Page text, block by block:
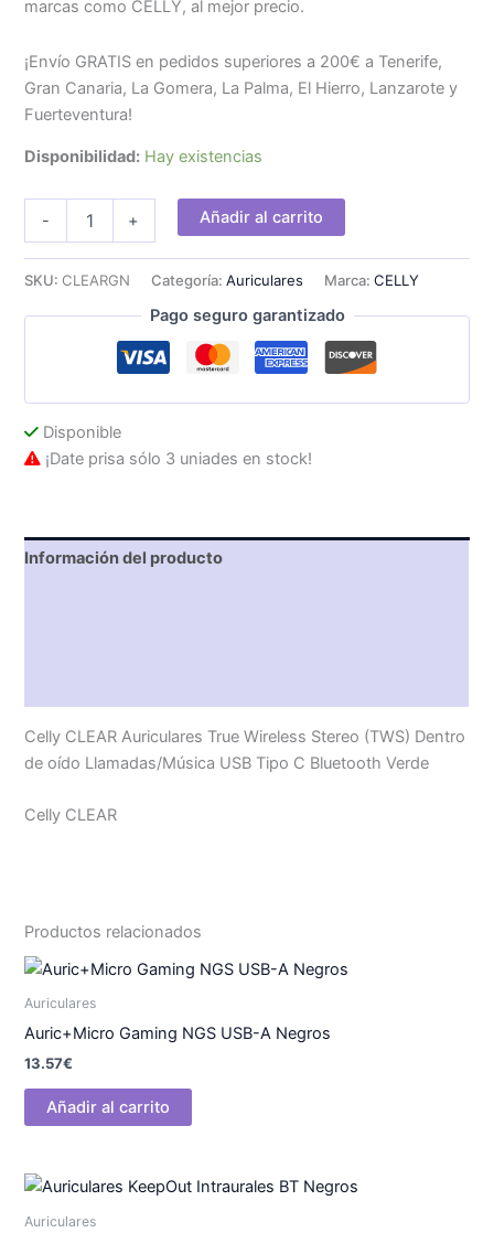
marcas como CELLY, al mejor precio.
¡Envío GRATIS en pedidos superiores a 200€ a Tenerife,
Gran Canaria, La Gomera, La Palma, El Hierro, Lanzarote y
Fuerteventura!
Disponibilidad: Hay existencias
-
Intraurales
Verdes
+ Añadir al carrito
SKU: CLEARGN Categoría:Auriculares Marca:CELLY
Pago seguro garantizado
Disponible
¡Date prisa sólo 3 uniades en stock!
Información del producto
Celly CLEAR Auriculares True Wireless Stereo (TWS) Dentro
de oído Llamadas/Música USB Tipo C Bluetooth Verde
Celly CLEAR
Productos relacionados
Auriculares
Auric+Micro Gaming NGS USB-A Negros
13.57€
Añadir al carrito
Auriculares